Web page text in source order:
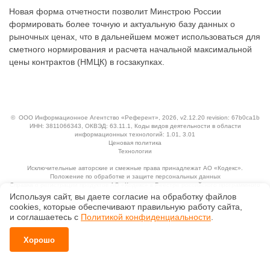
Новая форма отчетности позволит Минстрою России
формировать более точную и актуальную базу данных о
рыночных ценах, что в дальнейшем может использоваться для
сметного нормирования и расчета начальной максимальной
цены контрактов (НМЦК) в госзакупках.
© ООО Информационное Агентство «Референт» , 2026, v2.12.20 revision: 67b0ca1b
ИНН: 3811066343, ОКВЭД: 63.11.1, Коды видов деятельности в области
информационных технологий: 1.01, 3.01
Ценовая политика
Технологии
Исключительные авторские и смежные права принадлежат АО «Кодекс».
Положение по обработке и защите персональных данных
Справка о регистрации продуктов АО «Кодекс» в Реестре российского программного
Используя сайт, вы даете согласие на обработку файлов
сооkiеs, которые обеспечивают правильную работу сайта,
и соглашаетесь с Политикой конфиденциальности.
Хорошо